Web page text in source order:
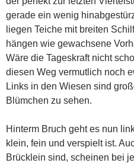
gerade ein wenig
liegen Teiche mit breiten
hängen wie gewachsene
Wäre die Tageskraft nicht
diesen Weg vermutlich noch
Links in den Wiesen sind
Blümchen zu sehen.
Hinterm Bruch geht es nun
klein, fein und verspielt ist.
Brücklein sind, scheinen bei